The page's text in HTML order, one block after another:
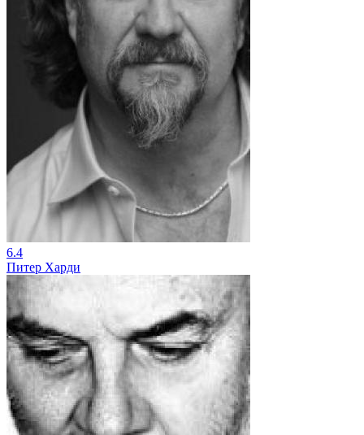
6.4
Питер Харди